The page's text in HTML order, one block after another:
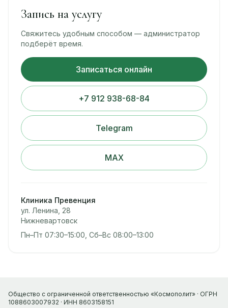
Запись на услугу
Свяжитесь удобным способом — администратор
подберёт время.
Записаться онлайн
+7 912 938-68-84
Telegram
MAX
Клиника Превенция
ул. Ленина, 28
Нижневартовск
Пн–Пт 07:30–15:00, Сб–Вс 08:00–13:00
Общество с ограниченной ответственностью «Космополит» · ОГРН
1088603007932 · ИНН 8603158151